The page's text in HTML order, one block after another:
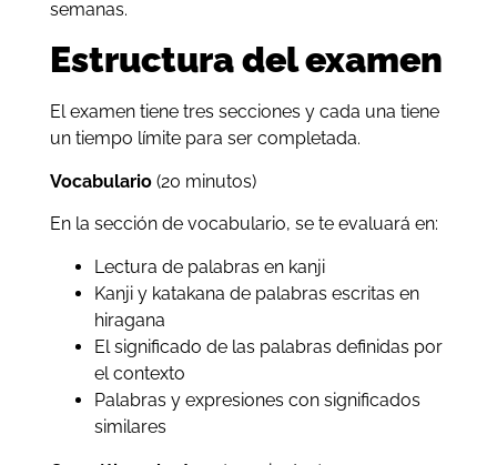
semanas.
Estructura del examen
El examen tiene tres secciones y cada una tiene
un tiempo límite para ser completada.
Vocabulario (20 minutos)
En la sección de vocabulario, se te evaluará en:
Lectura de palabras en kanji
Kanji y katakana de palabras escritas en
hiragana
El significado de las palabras definidas por
el contexto
Palabras y expresiones con significados
similares